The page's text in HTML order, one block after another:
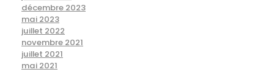
décembre 2023
mai 2023
juillet 2022
novembre 2021
juillet 2021
mai 2021